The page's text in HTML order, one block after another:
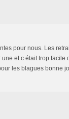
pour nous. Les
et c était trop facile
les blagues bonne